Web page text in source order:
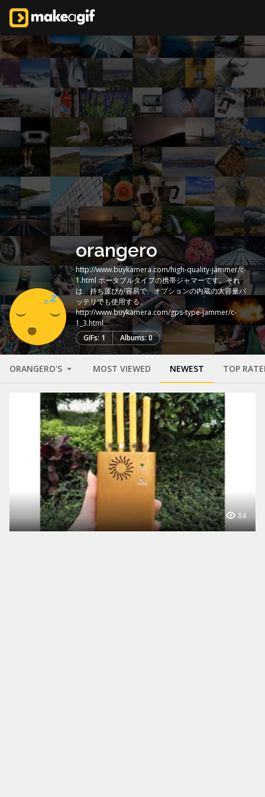
orangero
http://www.buykamera.com/high-quality-jammer/c-
1.html ポータブルタイプの携帯ジャマーです。それ
は、持ち運びが容易で、オプションの内蔵の大容量バ
ッテリでも使用する。
http://www.buykamera.com/gps-type-jammer/c-
1_3.html
GIFs: 1
Albums: 0
ORANGERO'S MOST VIEWED NEWEST TOP
84